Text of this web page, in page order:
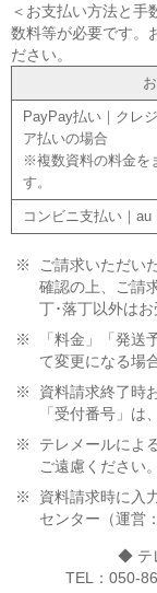
＜お支払い方法と
数料等が必要です。
ださい。
PayPay払い｜クレ
ア払いの場合
※複数資料の料金を
す。
コンビニ支払い｜
※
ご請求いただい
確認の上、ご請
丁･落丁以外は
※
「料金」「発
て変更になる場
※
資料請求終了時
「受付番号」は
※
テレメールによ
ご遠慮ください。
※
資料請求時に入
センター（運営
◆ テ
TEL：050-